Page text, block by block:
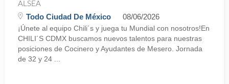
ALSEA
Todo Ciudad De México 08/06/2026
¡Únete al equipo Chili´s y juega tu Mundial con nosotros!En
CHILI´S CDMX buscamos nuevos talentos para nuestras
posiciones de Cocinero y Ayudantes de Mesero. Jornada
de 32 y 24 ...